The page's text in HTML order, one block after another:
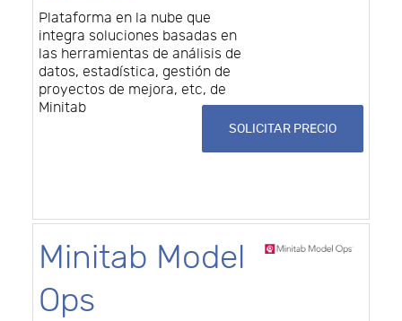
Plataforma en la nube que
integra soluciones basadas en
las herramientas de análisis de
datos, estadística, gestión de
proyectos de mejora, etc, de
Minitab
SOLICITAR PRECIO
Minitab Model
Ops